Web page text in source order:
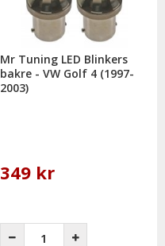
Mr Tuning LED Blinkers
bakre - VW Golf 4 (1997-
2003)
349 kr